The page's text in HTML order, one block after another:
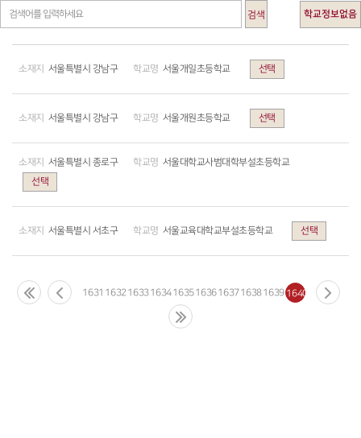
검색 학교정보없음
서울특별시 강남구 서울개일초등학교 선택
서울특별시 강남구 서울개원초등학교 선택
서울특별시 종로구
서울대학교사범대학부설초등학교
선택
서울특별시 서초구 서울교육대학교부설초등학교 선택
1631 1632 1633163416351636163716381639 1640